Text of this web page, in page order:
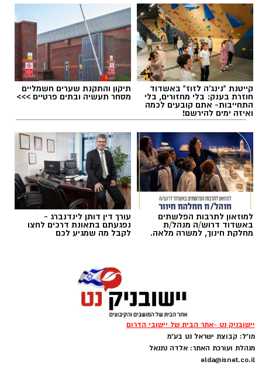
אלדה נתנאל / 11:22 09.08.26
תגים:עפיפון מעזה אותר במושב שובה
ראש המועצה האזורית שדות נגב, תמיר עידאן,
התייחס לאירוע בחומרה והבהיר כי גם אם לא
נשא מטען, עצם הגעתו של אמצעי אווירי משטח
הרצועה ליישובי המועצה מחייבת התייחסות
ביטחונית משמעותית.
שובה הוא אירוע חמור מאוד, ואסור להקל בו ראש.
חדירה של אמצעי אווירי מרצועת עזה לשטח יישובי
המועצה, גם כאשר מתברר כי לא נשא מטען, היא
מבחינתנו חציית קו אדום", מסר עידאן.
לדבריו, "אסור להתרגל, אסור להכיל ואסור להמתין
לאירוע הבא. היום מדובר בעפיפון ללא מטען, מחר
קייטנת "נינג'ה לזוז" באשדוד
חוזרת בענק: בלי מחזורים, בלי
התחייבות- אתם קובעים לכמה
ואיזה ימים להירשם!
תיקון והתקנת שערים חשמליים
מסחר תעשיה ובתים פרטיים >>>
למוזאון לתרבות הפלשתים
באשדוד דרוש/ה מנהל/ת
מחלקת חינוך, למשרה מלאה.
עורך דין דותן לינדנברג -
נפגעתם בתאונת דרכים לחצו
לקבל מה שמגיע לכם
יישובניק נט -אתר הבית של יישובי הדרום
מו"ל: קבוצת ישראל נט בע"מ
מנהלת ועורכת האתר: אלדה נתנאל
elda@isnet.co.il